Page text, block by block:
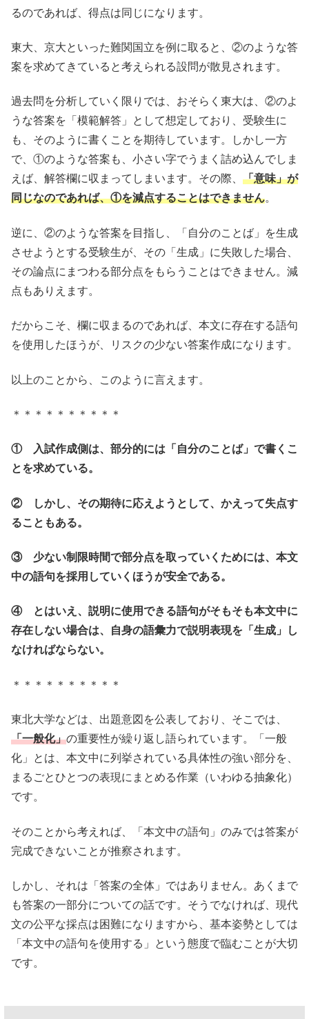
るのであれば、得点は同じになります。
東大、京大といった難関国立を例に取ると、②のような答
案を求めてきていると考えられる設問が散見されます。
過去問を分析していく限りでは、おそらく東大は、②のよ
うな答案を「模範解答」として想定しており、受験生に
も、そのように書くことを期待しています。しかし一方
で、①のような答案も、小さい字でうまく詰め込んでしま
えば、解答欄に収まってしまいます。その際、 「意味」が
同じなのであれば、①を減点することはできません。
逆に、②のような答案を目指し、「自分のことば」を生成
させようとする受験生が、その「生成」に失敗した場合、
その論点にまつわる部分点をもらうことはできません。減
点もありえます。
だからこそ、欄に収まるのであれば、本文に存在する語句
を使用したほうが、リスクの少ない答案作成になります。
以上のことから、このように言えます。
＊＊＊＊＊＊＊＊＊＊
① 入試作成側は、部分的には「自分のことば」で書くこ
とを求めている。
② しかし、その期待に応えようとして、かえって失点す
ることもある。
③ 少ない制限時間で部分点を取っていくためには、本文
中の語句を採用していくほうが安全である。
④ とはいえ、説明に使用できる語句がそもそも本文中に
存在しない場合は、自身の語彙力で説明表現を「生成」し
なければならない。
＊＊＊＊＊＊＊＊＊＊
東北大学などは、出題意図を公表しており、そこでは、
「一般化」の重要性が繰り返し語られています。「一般
化」とは、本文中に列挙されている具体性の強い部分を、
まるごとひとつの表現にまとめる作業（いわゆる抽象化）
です。
そのことから考えれば、「本文中の語句」のみでは答案が
完成できないことが推察されます。
しかし、それは「答案の全体」ではありません。あくまで
も答案の一部分についての話です。そうでなければ、現代
文の公平な採点は困難になりますから、基本姿勢としては
「本文中の語句を使用する」という態度で臨むことが大切
です。